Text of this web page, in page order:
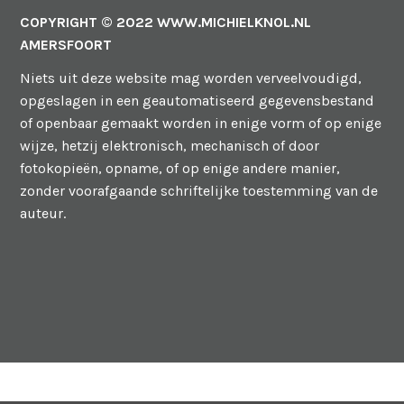
www.michielknol.nl
op
Facebook
@knol_michiel
op
Twitter
michiel_knol
Instagram
COPYRIGHT © 2022 WWW.MICHIELKNOL.NL
AMERSFOORT
Niets uit deze website mag worden verveelvoudigd,
opgeslagen in een geautomatiseerd gegevensbestand
of openbaar gemaakt worden in enige vorm of op enige
wijze, hetzij elektronisch, mechanisch of door
fotokopieën, opname, of op enige andere manier,
zonder voorafgaande schriftelijke toestemming van de
auteur.